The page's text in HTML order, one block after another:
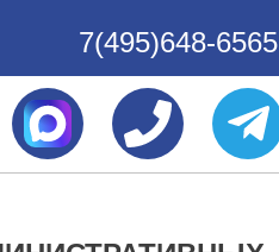
7(495)648-6565